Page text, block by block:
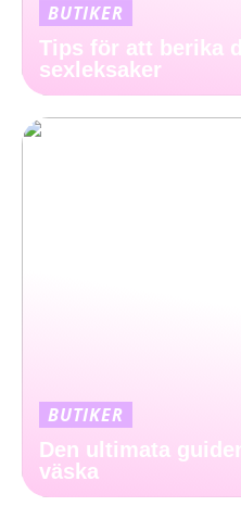
BUTIKER
Tips för att berika
sexleksaker
BUTIKER
Den ultimata
väska